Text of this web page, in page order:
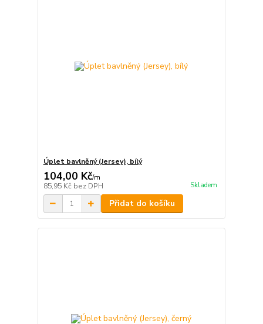
Úplet bavlněný (Jersey), bílý
104,00 Kč/m
85,95 Kč bez DPH Skladem
Přidat do košíku